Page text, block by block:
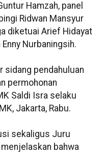
Hamzah, panel
Ridwan Mansyur
diketuai Arief Hidayat
Nurbaningsih.
sidang pendahuluan
permohonan
Saldi Isra selaku
Jakarta, Rabu.
sekaligus Juru
bahwa